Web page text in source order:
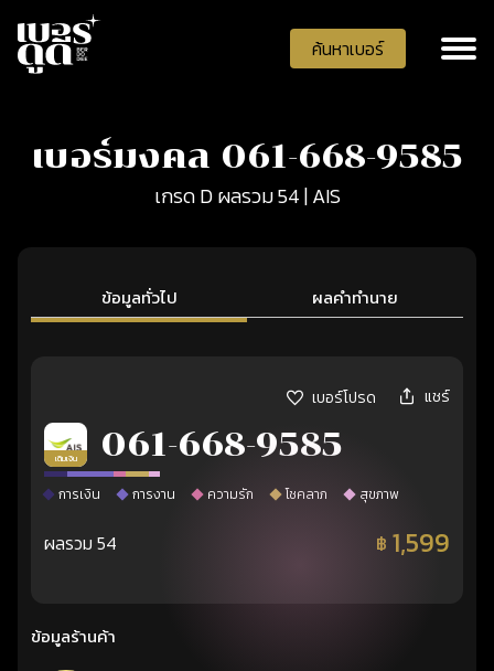
ค้นหาเบอร์
เบอร์มงคล 061-668-9585
เกรด D ผลรวม 54 | AIS
ข้อมูลทั่วไป ผลคำทำนาย
เบอร์โปรด แชร์
เติมเงิน 061-668-9585
การเงิน การงาน ความรัก โชคลาภ สุขภาพ
ผลรวม 54 ฿ 1,599
ข้อมูลร้านค้า